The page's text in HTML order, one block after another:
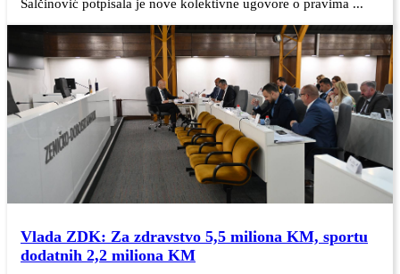
Salčinović potpisala je nove kolektivne ugovore o pravima ...
Vlada ZDK: Za zdravstvo 5,5 miliona KM, sportu
dodatnih 2,2 miliona KM